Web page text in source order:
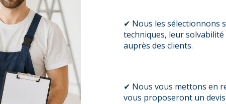
✔ Nous les sélectionnons
techniques, leur
auprès des clients.
✔ Nous vous mettons en
vous proposeront un